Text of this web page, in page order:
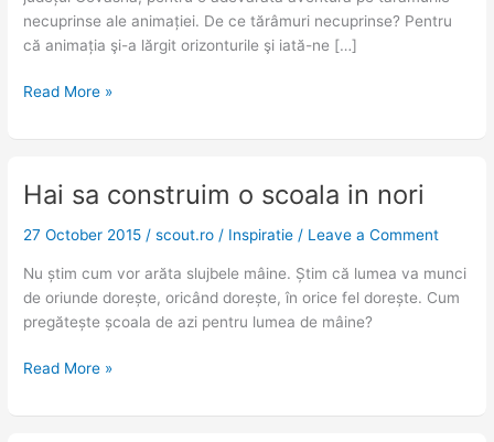
necuprinse ale animației. De ce tărâmuri necuprinse? Pentru
că animația şi-a lărgit orizonturile şi iată-ne […]
Read More »
Hai sa construim o scoala in nori
27 October 2015 /scout.ro / Inspiratie / Leave a Comment
Nu știm cum vor arăta slujbele mâine. Știm că lumea va munci
de oriunde dorește, oricând dorește, în orice fel dorește. Cum
pregătește școala de azi pentru lumea de mâine?
Hai
construim
scoala
nori
Read More »